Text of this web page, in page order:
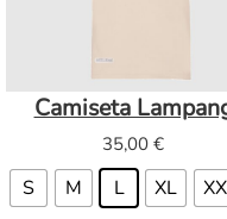
Camiseta
35,00 €
S M L XL